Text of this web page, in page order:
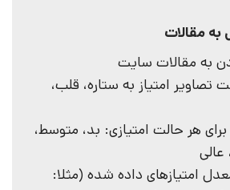
به مقالات
به مقالات سایت
تصاویر امتیاز به ستاره، قلب،
هر حالت امتیازی: بد، متوسط،
امتیازهای داده شده (مثلا: